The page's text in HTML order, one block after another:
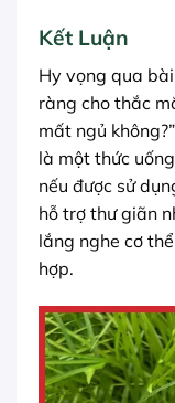
Kết Luận
Hy vọng qua
ràng cho thắc
mất ngủ
là một thức
nếu được sử
hỗ trợ thư giãn
lắng nghe cơ
hợp.